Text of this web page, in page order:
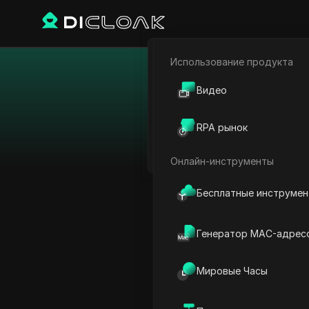
Электронная коммерция
Использование продукта
Видео
RPA рынок
Онлайн-инструменты
Бесплатные
Генератор MAC-
Мировые Часы
Антидетект-
автоматизацию
нескольких
повысить